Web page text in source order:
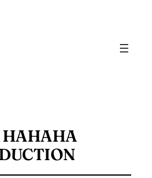
HAHAHA